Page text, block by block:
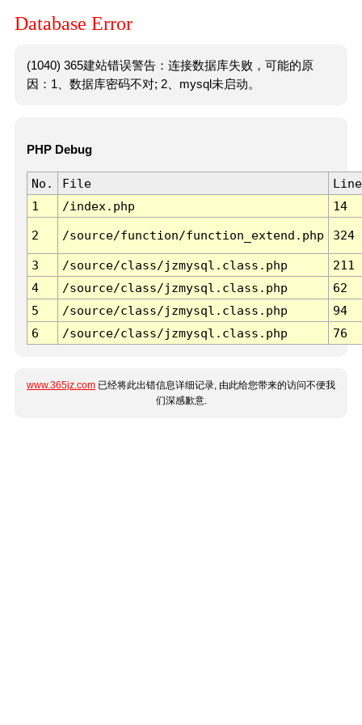
Database Error
(1040) 365建站错误警告：连接数据库失败，可能的原
因：1、数据库密码不对; 2、mysql未启动。
PHP Debug
No. File
Line
1
/index.php 14
2 /source/function/function_extend.php 324
3 /source/class/jzmysql.class.php
211
4
/source/class/jzmysql.class.php
62
5
/source/class/jzmysql.class.php
94
6
/source/class/jzmysql.class.php 76
www.365jz.com 已经将此出错信息详细记录, 由此给您带来的访问不便我
们深感歉意.